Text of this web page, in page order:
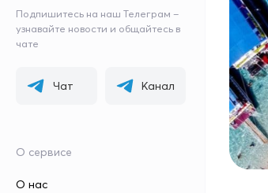
Подпишитесь на наш Телеграм –
узнавайте новости и общайтесь в
чате
Чат Канал
О сервисе
О нас